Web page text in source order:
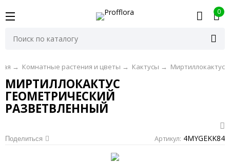
0
→ Комнатные растения и цветы → Кактусы → Миртиллокактус
МИРТИЛЛОКАКТУС
ГЕОМЕТРИЧЕСКИЙ
РАЗВЕТВЛЕННЫЙ
Поделиться Артикул: 4MYGEKK84